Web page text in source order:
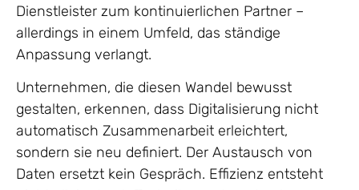
Dienstleister zum kontinuierlichen Partner –
allerdings in einem Umfeld, das ständige
Anpassung verlangt.
Unternehmen, die diesen Wandel bewusst
gestalten, erkennen, dass Digitalisierung nicht
automatisch Zusammenarbeit erleichtert,
sondern sie neu definiert. Der Austausch von
Daten ersetzt kein Gespräch. Effizienz entsteht